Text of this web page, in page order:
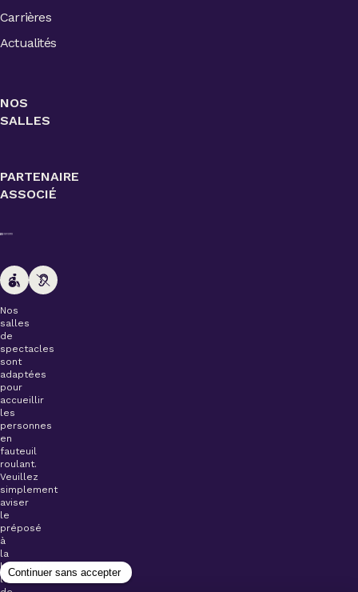
Carrières
Actualités
NOS
SALLES
PARTENAIRE
ASSOCIÉ
Nos
salles
de
spectacles
sont
adaptées
pour
accueillir
les
personnes
en
fauteuil
roulant.
Veuillez
simplement
aviser
le
préposé
à
la
billetterie
lors